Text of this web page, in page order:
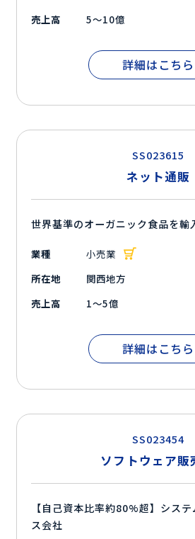
売上高
5～10億
詳細はこちら
SS023615
ネット通販
世界基準のオーガニック食品を輸
業種
小売業
所在地
関西地方
売上高
1～5億
詳細はこちら
SS023454
ソフトウェア販
【自己資本比率約80%超】シス
ス会社